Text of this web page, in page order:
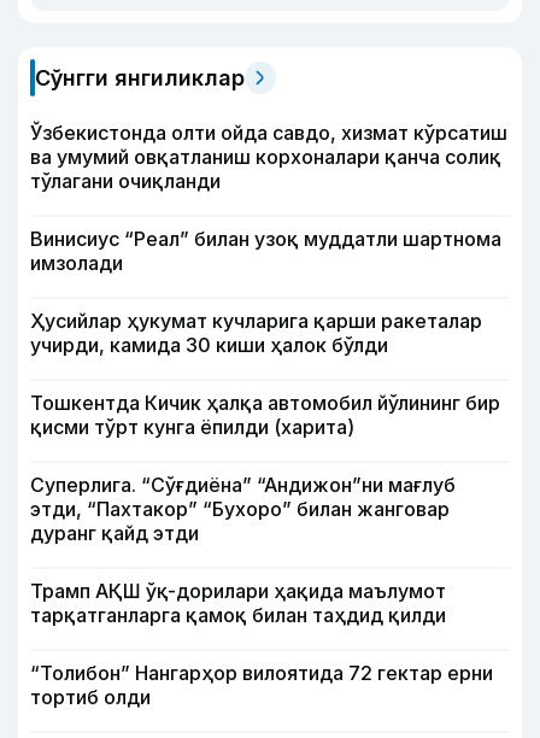
Сўнгги янгиликлар
Ўзбекистонда олти ойда савдо, хизмат кўрсатиш
ва умумий овқатланиш корхоналари қанча солиқ
тўлагани очиқланди
Винисиус “Реал” билан узоқ муддатли шартнома
имзолади
Ҳусийлар ҳукумат кучларига қарши ракеталар
учирди, камида 30 киши ҳалок бўлди
Тошкентда Кичик ҳалқа автомобил йўлининг бир
қисми тўрт кунга ёпилди (харита)
Суперлига. “Сўғдиёна” “Андижон”ни мағлуб
этди, “Пахтакор” “Бухоро” билан жанговар
дуранг қайд этди
Трамп АҚШ ўқ-дорилари ҳақида маълумот
тарқатганларга қамоқ билан таҳдид қилди
“Толибон” Нангарҳор вилоятида 72 гектар ерни
тортиб олди